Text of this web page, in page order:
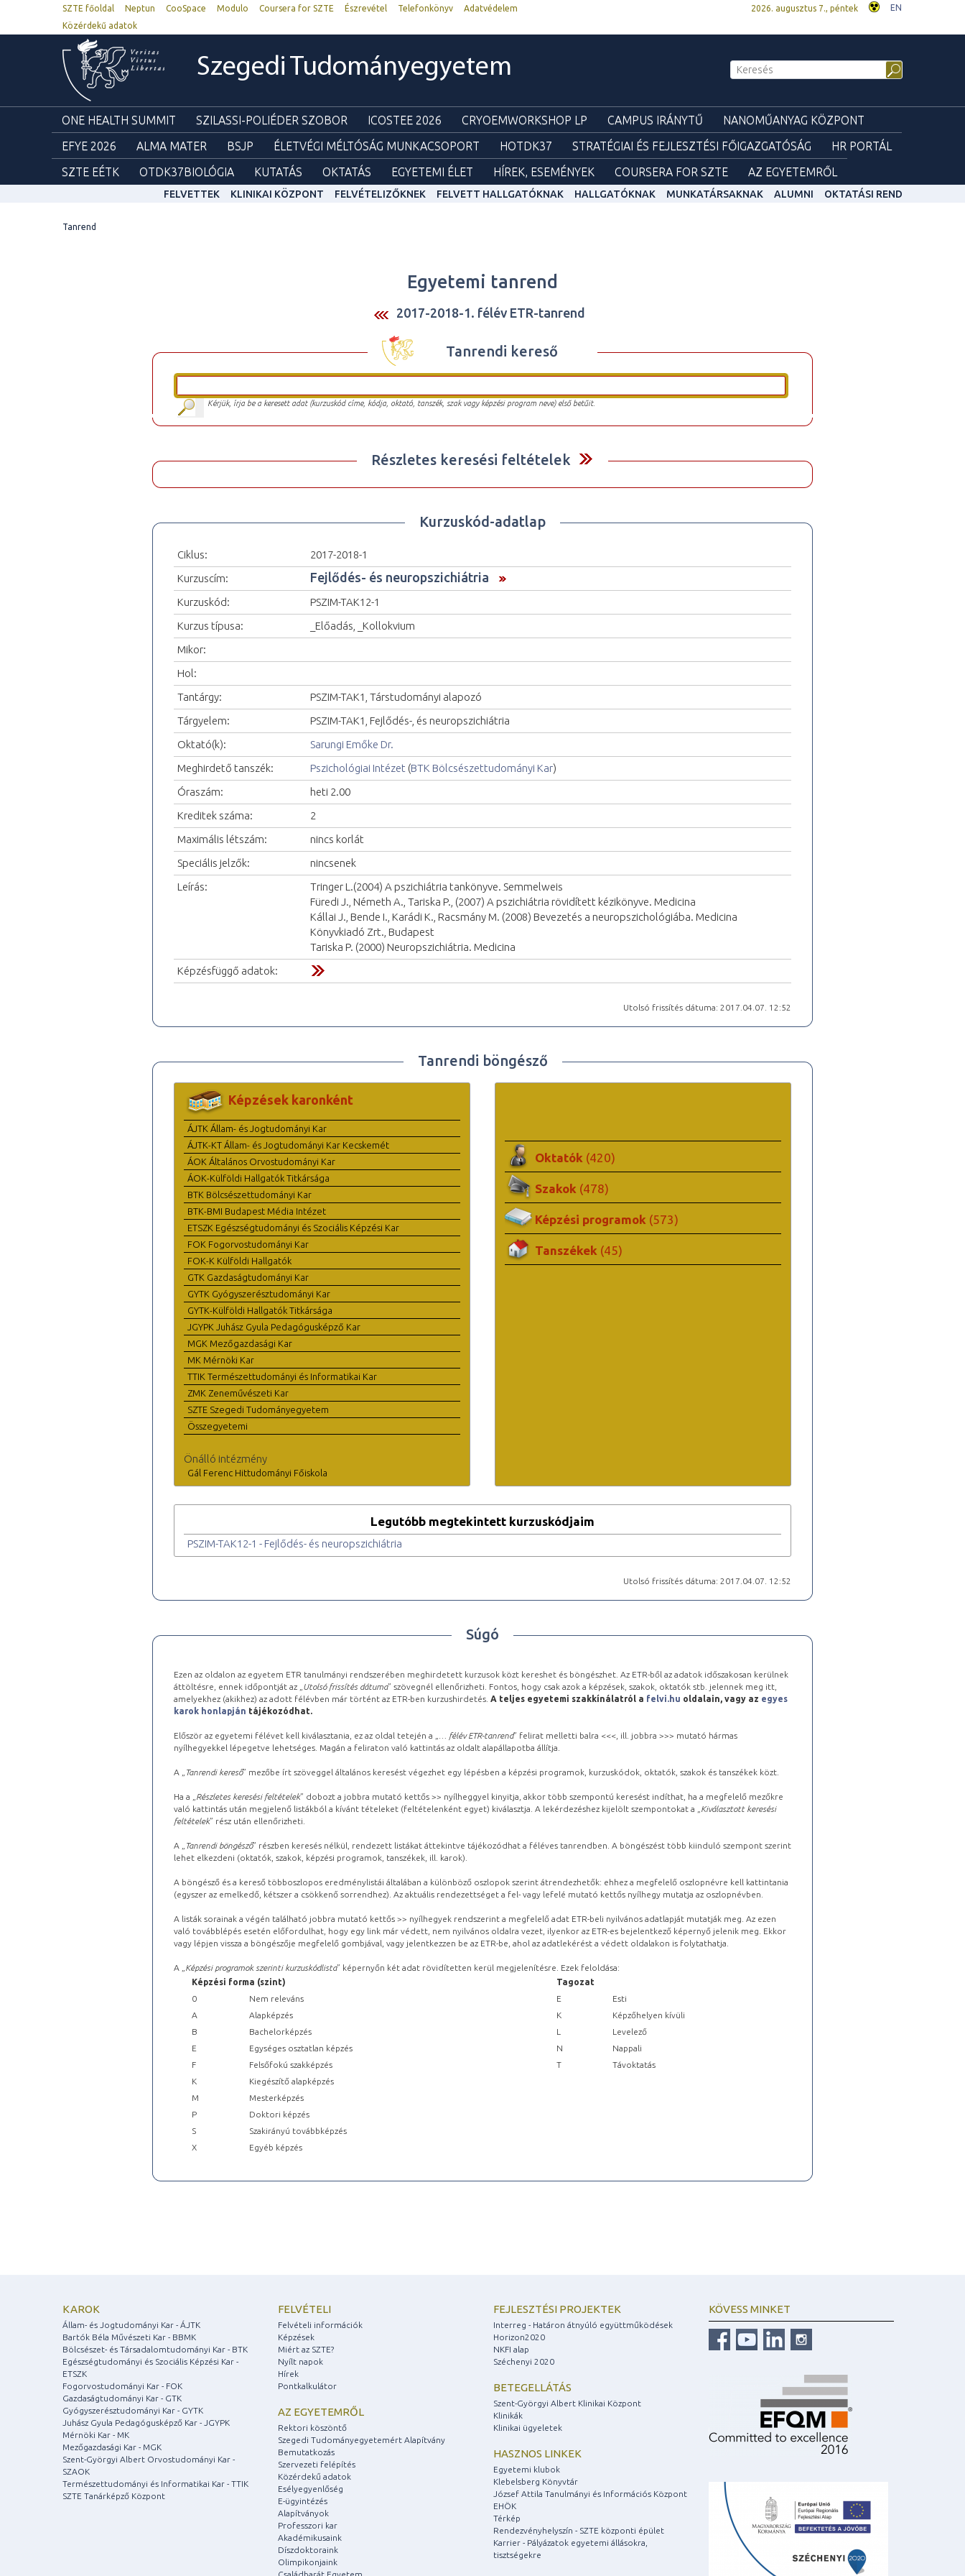
SZTE főoldal Neptun CooSpace Modulo Coursera for SZTE Észrevétel Telefonkönyv
Adatvédelem
Közérdekű adatok
2026. augusztus 7., péntek EN
Szegedi Tudományegyetem
ONE HEALTH SUMMIT SZILASSI-POLIÉDER SZOBOR ICOSTEE 2026 CRYOEMWORKSHOP LP CAMPUS IRÁNYTŰ
NANOMŰANYAG KÖZPONT
EFYE 2026
ALMA MATER BSJP ÉLETVÉGI MÉLTÓSÁG MUNKACSOPORT HOTDK37 STRATÉGIAI ÉS FEJLESZTÉSI FŐIGAZGATÓSÁG
HR PORTÁL
SZTE EÉTK
OTDK37BIOLÓGIA KUTATÁS OKTATÁS EGYETEMI ÉLET HÍREK, ESEMÉNYEK COURSERA FOR SZTE AZ EGYETEMRŐL
FELVETTEK KLINIKAI KÖZPONT FELVÉTELIZŐKNEK FELVETT HALLGATÓKNAK HALLGATÓKNAK MUNKATÁRSAKNAK ALUMNI OKTATÁSI REND
Tanrend
Egyetemi tanrend
2017-2018-1. félév ETR-tanrend
Tanrendi kereső
Kérjük, írja be a keresett adat (kurzuskód címe, kódja, oktató, tanszék, szak vagy képzési program neve) első betűit.
Részletes keresési feltételek
Kurzuskód-adatlap
Ciklus:
2017-2018-1
Kurzuscím:
Fejlődés- és neuropszichiátria
Kurzuskód:
PSZIM-TAK12-1
Kurzus típusa:
_Előadás, _Kollokvium
Mikor:
Hol:
Tantárgy:
PSZIM-TAK1, Társtudományi alapozó
Tárgyelem:
PSZIM-TAK1, Fejlődés-, és neuropszichiátria
Oktató(k):
Sarungi Emőke Dr.
Meghirdető tanszék:
Pszichológiai Intézet (BTK Bölcsészettudományi Kar)
Óraszám:
heti 2.00
Kreditek száma:
2
Maximális létszám:
nincs korlát
Speciális jelzők:
nincsenek
Leírás:
Tringer L.(2004) A pszichiátria tankönyve. Semmelweis
Füredi J., Németh A., Tariska P., (2007) A pszichiátria rövidített kézikönyve. Medicina
Kállai J., Bende I., Karádi K., Racsmány M. (2008) Bevezetés a neuropszichológiába. Medicina
Könyvkiadó Zrt., Budapest
Tariska P. (2000) Neuropszichiátria. Medicina
Képzésfüggő adatok:
Utolsó frissítés dátuma: 2017.04.07. 12:52
Tanrendi böngésző
Képzések karonként
ÁJTK Állam- és Jogtudományi Kar
ÁJTK-KT Állam- és Jogtudományi Kar Kecskemét
ÁOK Általános Orvostudományi Kar
ÁOK-Külföldi Hallgatók Titkársága
BTK Bölcsészettudományi Kar
BTK-BMI Budapest Média Intézet
ETSZK Egészségtudományi és Szociális Képzési Kar
FOK Fogorvostudományi Kar
FOK-K Külföldi Hallgatók
GTK Gazdaságtudományi Kar
GYTK Gyógyszerésztudományi Kar
GYTK-Külföldi Hallgatók Titkársága
JGYPK Juhász Gyula Pedagógusképző Kar
MGK Mezőgazdasági Kar
MK Mérnöki Kar
TTIK Természettudományi és Informatikai Kar
ZMK Zeneművészeti Kar
SZTE Szegedi Tudományegyetem
Összegyetemi
Önálló intézmény
Gál Ferenc Hittudományi Főiskola
Oktatók (420)
Szakok (478)
Képzési programok (573)
Tanszékek (45)
Legutóbb megtekintett kurzuskódjaim
PSZIM-TAK12-1 - Fejlődés- és neuropszichiátria
Utolsó frissítés dátuma: 2017.04.07. 12:52
Súgó
Ezen az oldalon az egyetem ETR tanulmányi rendszerében meghirdetett kurzusok közt kereshet és böngészhet. Az ETR-ből az adatok időszakosan kerülnek
áttöltésre, ennek időpontját az „ Utolsó frissítés dátuma” szövegnél ellenőrizheti. Fontos, hogy csak azok a képzések, szakok, oktatók stb. jelennek meg itt,
amelyekhez (akikhez) az adott félévben már történt az ETR-ben kurzushirdetés. A teljes egyetemi szakkínálatról a felvi.hu oldalain, vagy az egyes
karok honlapján tájékozódhat.
Először az egyetemi félévet kell kiválasztania, ez az oldal tetején a „ … félév ETR-tanrend” felirat melletti balra <<<, ill. jobbra >>> mutató hármas
nyílhegyekkel lépegetve lehetséges. Magán a feliraton való kattintás az oldalt alapállapotba állítja.
A „ Tanrendi kereső” mezőbe írt szöveggel általános keresést végezhet egy lépésben a képzési programok, kurzuskódok, oktatók, szakok és tanszékek közt.
Ha a „ Részletes keresési feltételek” dobozt a jobbra mutató kettős >> nyílheggyel kinyitja, akkor több szempontú keresést indíthat, ha a megfelelő mezőkre
való kattintás után megjelenő listákból a kívánt tételeket (feltételenként egyet) kiválasztja. A lekérdezéshez kijelölt szempontokat a „ Kiválasztott keresési
feltételek” rész után ellenőrizheti.
A „ Tanrendi böngésző” részben keresés nélkül, rendezett listákat áttekintve tájékozódhat a féléves tanrendben. A böngészést több kiinduló szempont szerint
lehet elkezdeni (oktatók, szakok, képzési programok, tanszékek, ill. karok).
A böngésző és a kereső többoszlopos eredménylistái általában a különböző oszlopok szerint átrendezhetők: ehhez a megfelelő oszlopnévre kell kattintania
(egyszer az emelkedő, kétszer a csökkenő sorrendhez). Az aktuális rendezettséget a fel- vagy lefelé mutató kettős nyílhegy mutatja az oszlopnévben.
A listák sorainak a végén található jobbra mutató kettős >> nyílhegyek rendszerint a megfelelő adat ETR-beli nyilvános adatlapját mutatják meg. Az ezen
való továbblépés esetén előfordulhat, hogy egy link már védett, nem nyilvános oldalra vezet, ilyenkor az ETR-es bejelentkező képernyő jelenik meg. Ekkor
vagy lépjen vissza a böngészője megfelelő gombjával, vagy jelentkezzen be az ETR-be, ahol az adatlekérést a védett oldalakon is folytathatja.
A „ Képzési programok szerinti kurzuskódlista” képernyőn két adat rövidítetten kerül megjelenítésre. Ezek feloldása:
Képzési forma (szint)
Tagozat
0
Nem releváns E
Esti
A
Alapképzés K
Képzőhelyen kívüli
B
Bachelorképzés L
Levelező
E
Egységes osztatlan képzés N
Nappali
F
Felsőfokú szakképzés T
Távoktatás
K
Kiegészítő alapképzés
M
Mesterképzés
P
Doktori képzés
S
Szakirányú továbbképzés
X
Egyéb képzés
KAROK
Állam- és Jogtudományi Kar - ÁJTK
Bartók Béla Művészeti Kar - BBMK
Bölcsészet- és Társadalomtudományi Kar - BTK
Egészségtudományi és Szociális Képzési Kar -
ETSZK
Fogorvostudományi Kar - FOK
Gazdaságtudományi Kar - GTK
Gyógyszerésztudományi Kar - GYTK
Juhász Gyula Pedagógusképző Kar - JGYPK
Mérnöki Kar - MK
Mezőgazdasági Kar - MGK
Szent-Györgyi Albert Orvostudományi Kar -
SZAOK
Természettudományi és Informatikai Kar - TTIK
SZTE Tanárképző Központ
FELVÉTELI
Felvételi információk
Képzések
Miért az SZTE?
Nyílt napok
Hírek
Pontkalkulátor
AZ EGYETEMRŐL
Rektori köszöntő
Szegedi Tudományegyetemért Alapítvány
Bemutatkozás
Szervezeti felépítés
Közérdekű adatok
Esélyegyenlőség
E-ügyintézés
Alapítványok
Professzori kar
Akadémikusaink
Díszdoktoraink
Olimpikonjaink
Családbarát Egyetem
FEJLESZTÉSI PROJEKTEK
Interreg - Határon átnyúló együttműködések
Horizon2020
NKFI alap
Széchenyi 2020
BETEGELLÁTÁS
Szent-Györgyi Albert Klinikai Központ
Klinikák
Klinikai ügyeletek
HASZNOS LINKEK
Egyetemi klubok
Klebelsberg Könyvtár
József Attila Tanulmányi és Információs Központ
EHÖK
Térkép
Rendezvényhelyszín - SZTE központi épület
Karrier - Pályázatok egyetemi állásokra,
tisztségekre
KÖVESS MINKET